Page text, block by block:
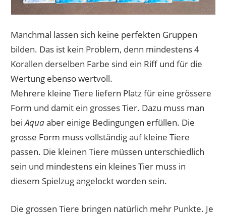
Manchmal lassen sich keine perfekten Gruppen
bilden. Das ist kein Problem, denn mindestens 4
Korallen derselben Farbe sind ein Riff und für die
Wertung ebenso wertvoll.
Mehrere kleine Tiere liefern Platz für eine grössere
Form und damit ein grosses Tier. Dazu muss man
beiAquaaber einige Bedingungen erfüllen. Die
grosse Form muss vollständig auf kleine Tiere
passen. Die kleinen Tiere müssen unterschiedlich
sein und mindestens ein kleines Tier muss in
diesem Spielzug angelockt worden sein.
Die grossen Tiere bringen natürlich mehr Punkte. Je